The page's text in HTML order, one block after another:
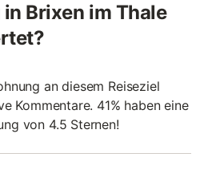
Brixen im Thale
an diesem Reiseziel
Kommentare. 41% haben eine
von 4.5 Sternen!